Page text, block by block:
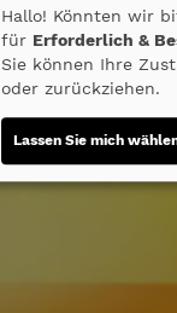
Hallo! Könnten wir
für Erforderlich &
Sie können Ihre
oder zurückziehen.
Lassen Sie mich